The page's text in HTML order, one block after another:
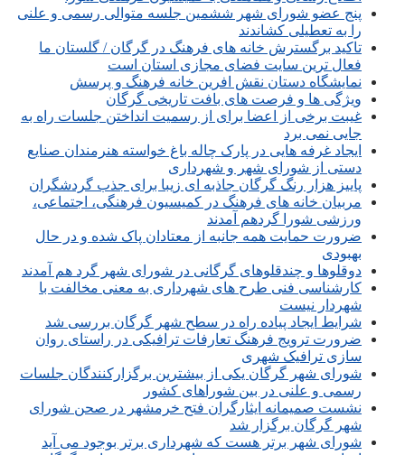
پنج عضو شورای شهر ششمین جلسه متوالی رسمی و علنی
را به تعطیلی کشاندند
تاکید برگسترش خانه های فرهنگ در گرگان / گلستان ما
فعال ترین سایت فضای مجازی استان است
نمایشگاه دستان نقش افرین خانه فرهنگ و پرسش
ویژگی ها و فرصت های بافت تاریخی گرگان
غیبت برخی از اعضا برای از رسمیت انداختن جلسات راه به
جایی نمی برد
ایجاد غرفه هایی در پارک چاله باغ خواسته هنرمندان صنایع
دستی از شورای شهر و شهرداری
پاییز هزار رنگ گرگان جاذبه ای زیبا برای جذب گردشگران
مربیان خانه های فرهنگ در کمیسیون فرهنگی، اجتماعی،
ورزشی شورا گردهم آمدند
ضرورت حمایت همه جانبه از معتادان پاک شده و در حال
بهبودی
دوقلوها و چندقلوهای گرگانی در شورای شهر گرد هم آمدند
کارشناسی فنی طرح های شهرداری به معنی مخالفت با
شهردار نیست
شرایط ایجاد پیاده راه در سطح شهر گرگان بررسی شد
ضرورت ترویج فرهنگ تعارفات ترافیکی در راستای روان
سازی ترافیک شهری
شورای شهر گرگان یکی از بیشترین برگزارکنندگان جلسات
رسمی و علنی در بین شوراهای کشور
نشست صمیمانه ایثارگران فتح خرمشهر در صحن شورای
شهر گرگان برگزار شد
شورای شهر برتر هست که شهرداری برتر بوجود می آید